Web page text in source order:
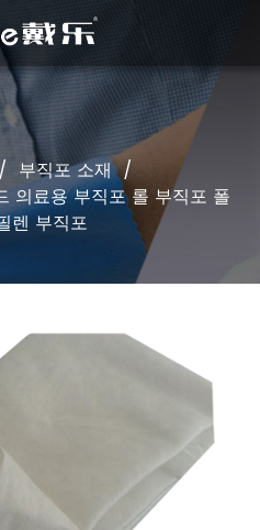
/ 부직포 소재/
의료용 부직포 롤 부직포 폴
렌 부직포